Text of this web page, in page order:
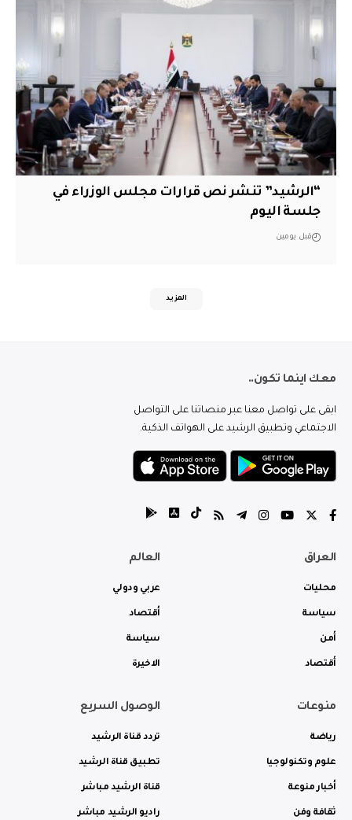
“الرشيد” تنشر نص قرارات مجلس الوزراء في
جلسة اليوم
قبل يومين
المزيد
معك اينما تكون..
ابقى على تواصل معنا عبر منصاتنا على التواصل
الاجتماعي وتطبيق الرشيد على الهواتف الذكية.
العراق
محليات
سياسة
أمن
أقتصاد
العالم
عربي ودولي
أقتصاد
سياسة
الاخيرة
منوعات
رياضة
علوم وتكنولوجيا
أخبار منوعة
ثقافة وفن
الوصول السريع
تردد قناة الرشيد
تطبيق قناة الرشيد
قناة الرشيد مباشر
راديو الرشيد مباشر